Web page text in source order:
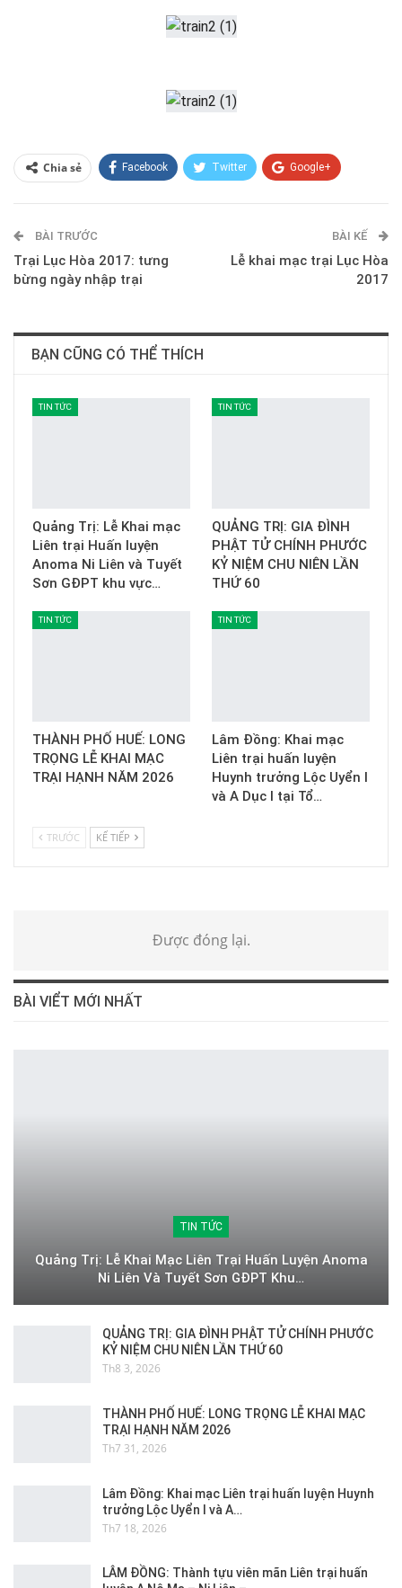
Chia sẻ Facebook Twitter Google+
E-mail
BÀI TRƯỚC
Trại Lục Hòa 2017: tưng
bừng ngày nhập trại
BÀI KẾ
Lễ khai mạc trại Lục Hòa
2017
BẠN CŨNG CÓ THỂ THÍCH
TIN TỨC
Quảng Trị: Lễ Khai mạc
Liên trại Huấn luyện
Anoma Ni Liên và Tuyết
Sơn GĐPT khu vực…
TIN TỨC
QUẢNG TRỊ: GIA ĐÌNH
PHẬT TỬ CHÍNH PHƯỚC
KỶ NIỆM CHU NIÊN LẦN
THỨ 60
TIN TỨC
THÀNH PHỐ HUẾ: LONG
TRỌNG LỄ KHAI MẠC
TRẠI HẠNH NĂM 2026
TIN TỨC
Lâm Đồng: Khai mạc
Liên trại huấn luyện
Huynh trưởng Lộc Uyển I
và A Dục I tại Tổ…
TRƯỚC KẾ TIẾP
Được đóng lại.
BÀI VIỂT MỚI NHẤT
TIN TỨC
Quảng Trị: Lễ Khai Mạc Liên Trại Huấn Luyện Anoma
Ni Liên Và Tuyết Sơn GĐPT Khu…
QUẢNG TRỊ: GIA ĐÌNH PHẬT TỬ CHÍNH PHƯỚC
KỶ NIỆM CHU NIÊN LẦN THỨ 60
Th8 3, 2026
THÀNH PHỐ HUẾ: LONG TRỌNG LỄ KHAI MẠC
TRẠI HẠNH NĂM 2026
Th7 31, 2026
Lâm Đồng: Khai mạc Liên trại huấn luyện Huynh
trưởng Lộc Uyển I và A…
Th7 18, 2026
LÂM ĐỒNG: Thành tựu viên mãn Liên trại huấn